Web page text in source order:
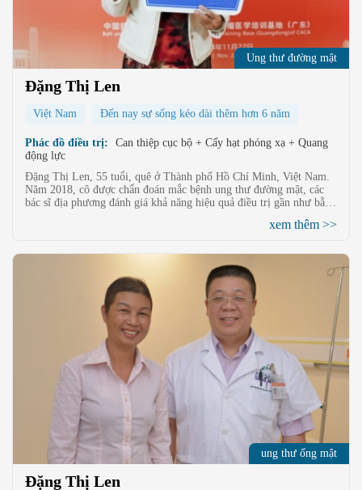
Ung thư đường mật
Đặng Thị Len
Việt Nam Đến nay sự sống kéo dài thêm hơn 6 năm
Phác đồ điều trị:
Can thiệp cục bộ + Cấy hạt phóng xạ + Quang
động lực
Đặng Thị Len, 55 tuổi, quê ở Thành phố Hồ Chí Minh, Việt Nam.
Năm 2018, cô được chẩn đoán mắc bệnh ung thư đường mật, các
bác sĩ địa phương đánh giá khả năng hiệu quả điều trị gần như bằng
Bệnh viện Ung thư Hiện đại St. Stamford Quảng Châu, khối u đã
bệnh ung thư được hơn 6 năm và có cuộc sống vui vẻ, khỏe mạnh
xem thêm >>
ung thư ống mật
Đặng Thị Len